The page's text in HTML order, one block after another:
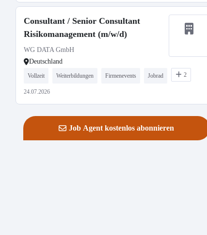
Consultant / Senior Consultant
Risikomanagement (m/w/d)
WG DATA GmbH
Deutschland
Vollzeit Weiterbildungen Firmenevents Jobrad 2
24.07.2026
Job Agent kostenlos abonnieren